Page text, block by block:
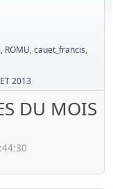
, ROMU,cauet_francis,
2013
DU MOIS